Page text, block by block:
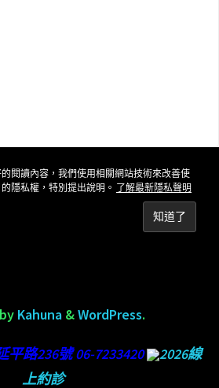
閱讀內容，我們使用相關網站技術來改善使
隱私權，特別提出說明。 了解最新隱私聲明
Kahuna&WordPress.
平路236號 06-7233420
2026線
上約診